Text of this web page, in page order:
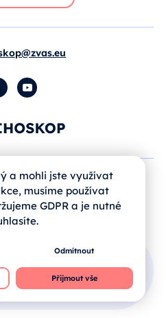
FacebookYouTube
uživatele
registrovat?
a mohli jste využívat
musíme používat
GDPR a je nutné
Odmítnout
Přijmout vše